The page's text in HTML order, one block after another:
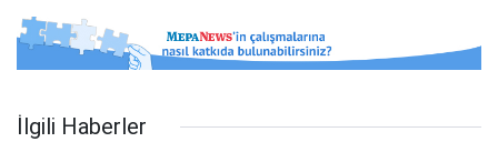
İlgili Haberler